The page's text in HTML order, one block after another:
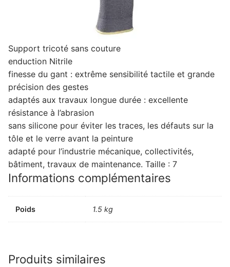
Support tricoté sans couture
enduction Nitrile
finesse du gant : extrême sensibilité tactile et grande
précision des gestes
adaptés aux travaux longue durée : excellente
résistance à l’abrasion
sans silicone pour éviter les traces, les défauts sur la
tôle et le verre avant la peinture
adapté pour l’industrie mécanique, collectivités,
bâtiment, travaux de maintenance. Taille : 7
Informations complémentaires
Poids 1.5 kg
Produits similaires